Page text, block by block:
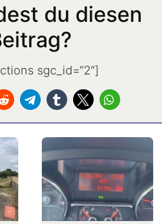
du diesen
sgc_id=“2″]